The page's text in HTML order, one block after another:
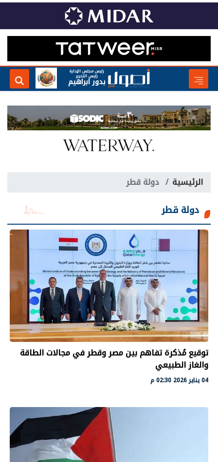
رئيس مجلس الإدارة
رئيس التحرير
بدور ابراهيم
الرئيسية دولة قطر
دولة قطر
توقيع مُذكرة تفاهم بين مصر وقطر في مجالات الطاقة
والغاز الطبيعي
04 يناير 2026 02:30 م